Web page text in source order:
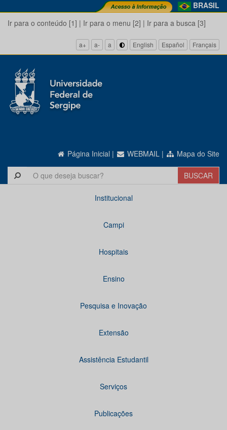
BRASIL
Ir para o conteúdo [1] | Ir para o menu [2] | Ir para a busca [3]
a+ a- a English Español Français
Página Inicial | WEBMAIL | Mapa do Site
Institucional
Campi
Hospitais
Ensino
Pesquisa e Inovação
Extensão
Assistência Estudantil
Serviços
Publicações